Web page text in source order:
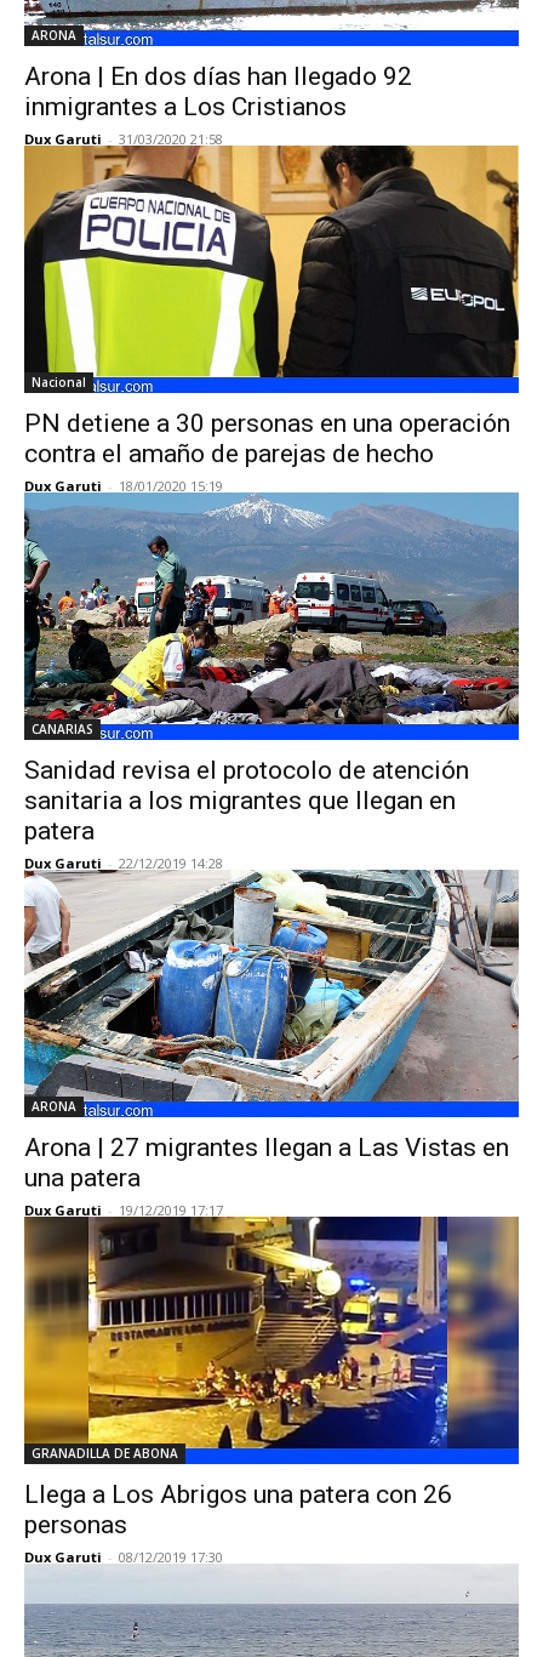
ARONA
Arona | En dos días han llegado 92
inmigrantes a Los Cristianos
Dux Garuti - 31/03/2020 21:58
Nacional
PN detiene a 30 personas en una operación
contra el amaño de parejas de hecho
Dux Garuti - 18/01/2020 15:19
CANARIAS
Sanidad revisa el protocolo de atención
sanitaria a los migrantes que llegan en
patera
Dux Garuti - 22/12/2019 14:28
ARONA
Arona | 27 migrantes llegan a Las Vistas en
una patera
Dux Garuti - 19/12/2019 17:17
GRANADILLA DE ABONA
Llega a Los Abrigos una patera con 26
personas
Dux Garuti - 08/12/2019 17:30